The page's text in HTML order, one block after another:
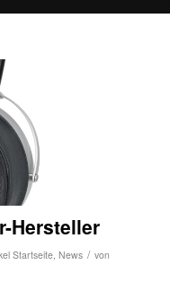
Hersteller
Startseite, News / von